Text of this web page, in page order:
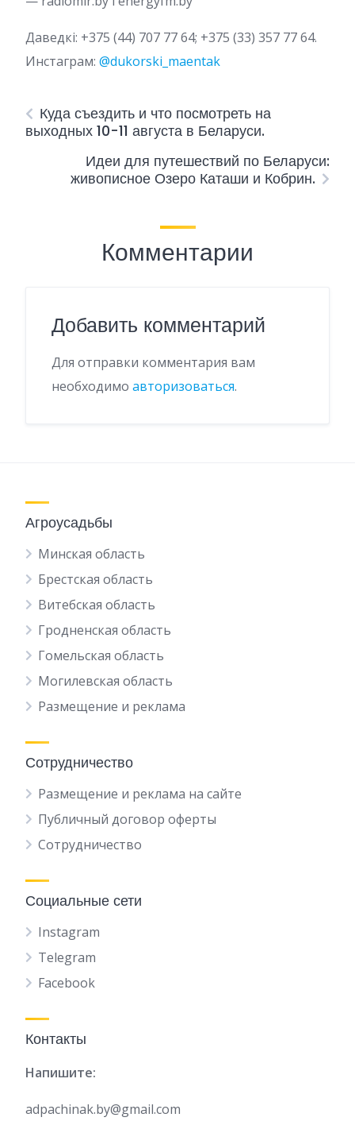
Даведкі: +375 (44) 707 77 64; +375 (33) 357 77 64.
Инстаграм: @dukorski_maentak
Куда съездить и что посмотреть на
выходных 10-11 августа в Беларуси.
Идеи для путешествий по Беларуси:
живописное Озеро Каташи и Кобрин.
Комментарии
Добавить комментарий
Для отправки комментария вам
необходимо авторизоваться.
Агроусадьбы
Минская область
Брестская область
Витебская область
Гродненская область
Гомельская область
Могилевская область
Размещение и реклама
Сотрудничество
Размещение и реклама на сайте
Публичный договор оферты
Сотрудничество
Социальные сети
Instagram
Telegram
Facebook
Контакты
Напишите:
adpachinak.by@gmail.com